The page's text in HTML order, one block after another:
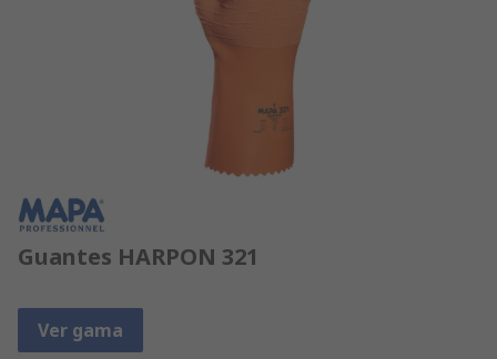
Guantes HARPON 321
Ver gama